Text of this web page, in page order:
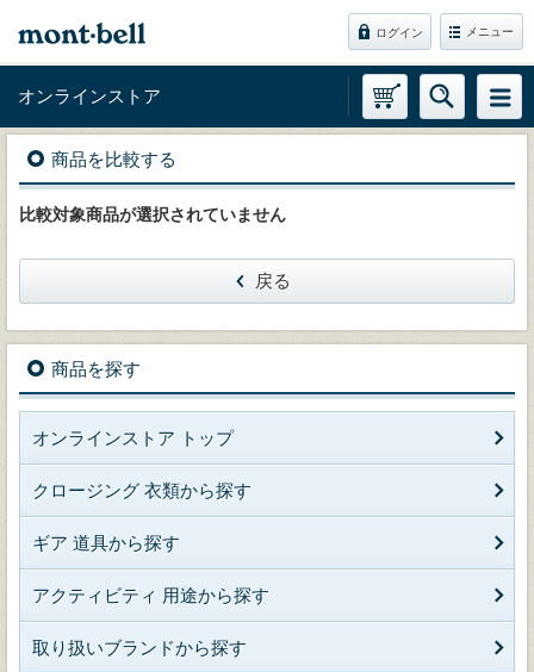
ログイン メニュー
オンラインストア
商品を比較する
比較対象商品が選択されていません
戻る
商品を探す
オンラインストア トップ
クロージング 衣類から探す
ギア 道具から探す
アクティビティ 用途から探す
取り扱いブランドから探す